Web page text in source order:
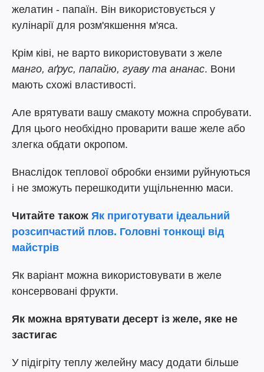
желатин - папаїн. Він використовується у
кулінарії для розм'якшення м'яса.
Крім ківі, не варто використовувати з желе
манго, аґрус, папайю, гуаву та ананас. Вони
мають схожі властивості.
Але врятувати вашу смакоту можна спробувати.
Для цього необхідно проварити ваше желе або
злегка обдати окропом.
Внаслідок теплової обробки ензими руйнуються
і не зможуть перешкодити ущільненню маси.
Читайте також Як приготувати ідеальний
розсипчастий плов. Головні тонкощі від
майстрів
Як варіант можна використовувати в желе
консервовані фрукти.
Як можна врятувати десерт із желе, яке не
застигає
У підігріту теплу желейну масу додати більше